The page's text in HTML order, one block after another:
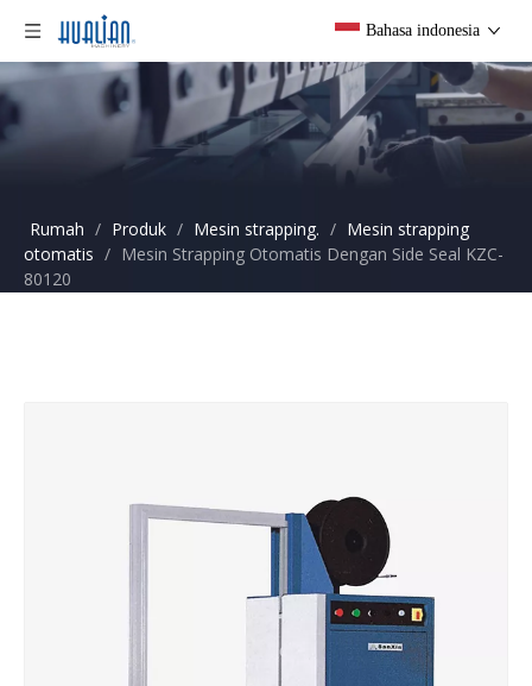
Bahasa indonesia
Rumah / Produk / Mesin strapping. / Mesin strapping
otomatis / Mesin Strapping Otomatis Dengan Side Seal KZC-
80120